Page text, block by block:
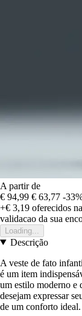
A partir de
€ 94,99 € 63,77 -
+€ 3,19 oferecidos
validacao da sua
Loading...
Descrição
A veste de fato
é um item
um estilo moderno e
desejam expressar
de um conforto ideal.